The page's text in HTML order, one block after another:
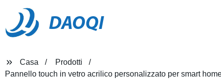
DAOQI
Casa
Prodotti
Pannello touch in vetro acrilico personalizzato per smart